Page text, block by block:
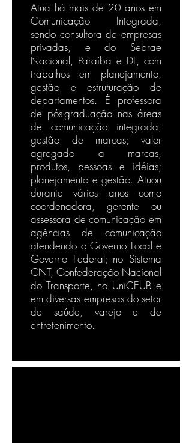
Atua há mais de 20 anos em
Comunicação Integrada,
sendo consultora de empresas
privadas, e do Sebrae
Nacional, Paraíba e DF, com
trabalhos em planejamento,
gestão e estruturação de
departamentos. É professora
de pós-graduação nas áreas
de comunicação integrada;
gestão de marcas; valor
agregado a marcas,
produtos, pessoas e idéias;
planejamento e gestão. Atuou
durante vários anos como
coordenadora, gerente ou
assessora de comunicação em
agências de comunicação
atendendo o Governo Local e
Governo Federal; no Sistema
CNT, Confederação Nacional
do Transporte, no UniCEUB e
em diversas empresas do setor
de saúde, varejo e de
entretenimento.